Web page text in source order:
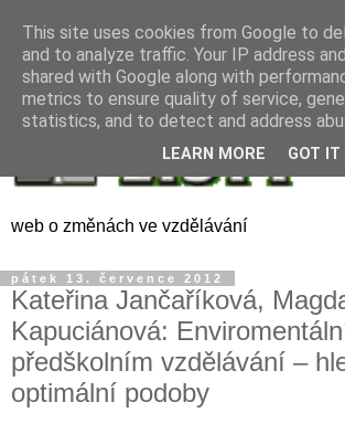
web o změnách ve vzdělávání
pátek 13. července 2012
Kateřina Jančaříková,
Kapuciánová:
předškolním vzdělávání –
optimální podoby
This site uses cookies from Google to
and to analyze traffic. Your IP address
shared with Google along with
metrics to ensure quality of service,
statistics, and to detect and address
LEARN MORE GOT IT